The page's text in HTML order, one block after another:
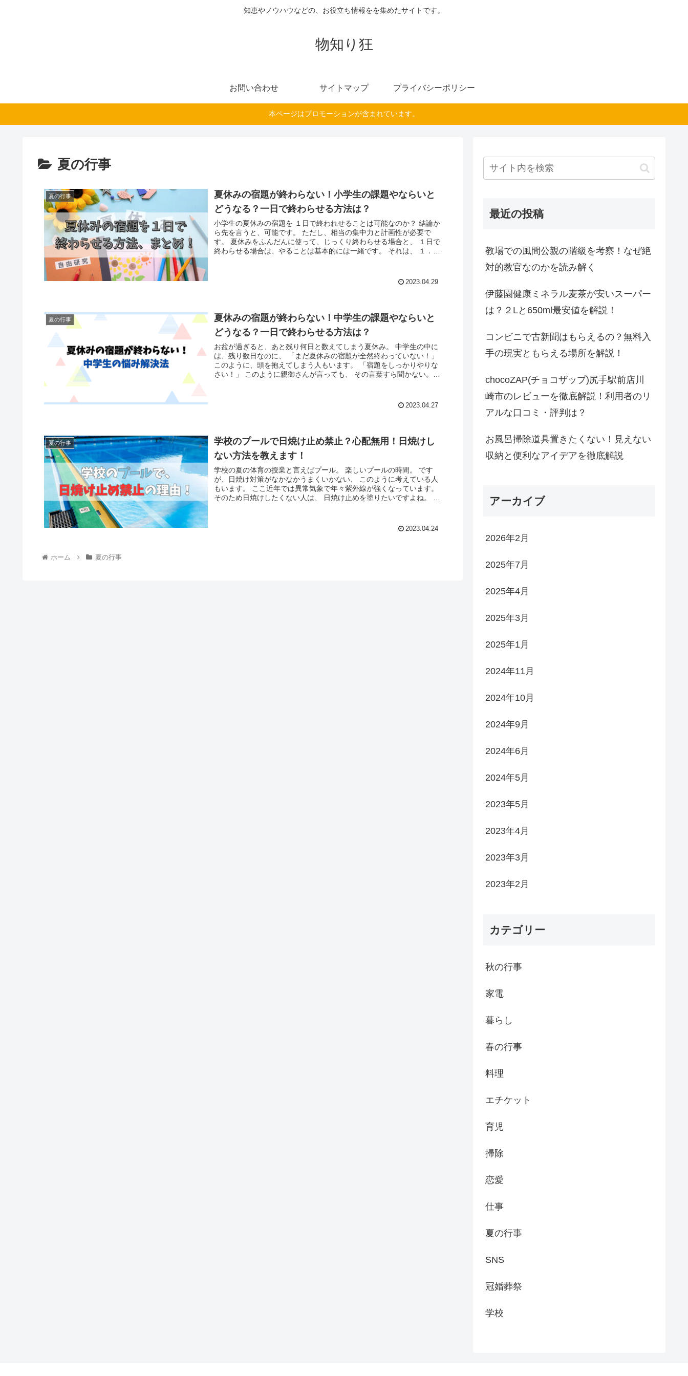
知恵やノウハウなどの、お役立ち情報をを集めたサイトです。
物知り狂
お問い合わせ サイトマップ プライバシーポリシー
本ページはプロモーションが含まれています。
夏の行事
夏の行事
夏休みの宿題が終わらない！小学生の課題やならいと
どうなる？一日で終わらせる方法は？
小学生の夏休みの宿題を １日で終われせることは可能なのか？ 結論か
ら先を言うと、可能です。 ただし、相当の集中力と計画性が必要で
す。 夏休みをふんだんに使って、じっくり終わらせる場合と、 １日で
終わらせる場合は、やることは基本的には一緒です。 それは、 １．ス
かめます） また、宿題を終わらせないとどうなるのかについて、 詳し
くご説明していきます。
2023.04.29
夏の行事
夏休みの宿題が終わらない！中学生の課題やならいと
どうなる？一日で終わらせる方法は？
お盆が過ぎると、あと残り何日と数えてしまう夏休み。 中学生の中に
は、残り数日なのに、 「まだ夏休みの宿題が全然終わっていない！」
このように、頭を抱えてしまう人もいます。 「宿題をしっかりやりな
さい！」 このように親御さんが言っても、 その言葉すら聞かない。
の宿題をしなかったら、 内申点が下がり、高校進学に非常に不利にな
ず優先順位をつけて、 点数をつけるのなら、60点くらいを目指して終
わらせます。 そこで今回は、夏休みの宿題をしないとどうなるのか。
夏休み後半になって、焦らないようにするにはどうすべきか。 そし
て、少しでも終わらせる方法を順番に説明していきます。
2023.04.27
夏の行事
学校のプールで日焼け止め禁止？心配無用！日焼けし
ない方法を教えます！
学校の夏の体育の授業と言えばプール。 楽しいプールの時間。 です
が、日焼け対策がなかなかうまくいかない、 このように考えている人
もいます。 ここ近年では異常気象で年々紫外線が強くなっています。
そのため日焼けしたくない人は、 日焼け止めを塗りたいですよね。 で
2023.04.24
ホーム 夏の行事
最近の投稿
教場での風間公親の階級を考察！なぜ絶
対的教官なのかを読み解く
伊藤園健康ミネラル麦茶が安いスーパー
は？２Lと650ml最安値を解説！
コンビニで古新聞はもらえるの？無料入
手の現実ともらえる場所を解説！
chocoZAP(チョコザップ)尻手駅前店川
崎市のレビューを徹底解説！利用者のリ
アルな口コミ・評判は？
お風呂掃除道具置きたくない！見えない
収納と便利なアイデアを徹底解説
アーカイブ
2026年2月
2025年7月
2025年4月
2025年3月
2025年1月
2024年11月
2024年10月
2024年9月
2024年6月
2024年5月
2023年5月
2023年4月
2023年3月
2023年2月
カテゴリー
秋の行事
家電
暮らし
春の行事
料理
エチケット
育児
掃除
恋愛
仕事
夏の行事
SNS
冠婚葬祭
学校